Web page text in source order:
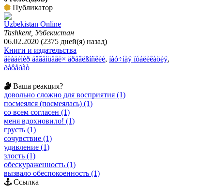
Публикатор
Uzbekistan Online
Tashkent, Узбекистан
06.02.2020 (2375 дней(я) назад)
Книги и издательства
âëàäèìèð åâãåíüåâè× äðåâëßíñêèé, íàó÷íàÿ ïóáëèêàöèÿ,
ðåôåðàò
Ваша реакция?
довольно сложно для восприятия (1)
посмеялся (посмеялась) (1)
со всем согласен (1)
меня вдохновило! (1)
грусть (1)
сочувствие (1)
удивление (1)
злость (1)
обескураженность (1)
вызвало обеспокоенность (1)
Ссылка